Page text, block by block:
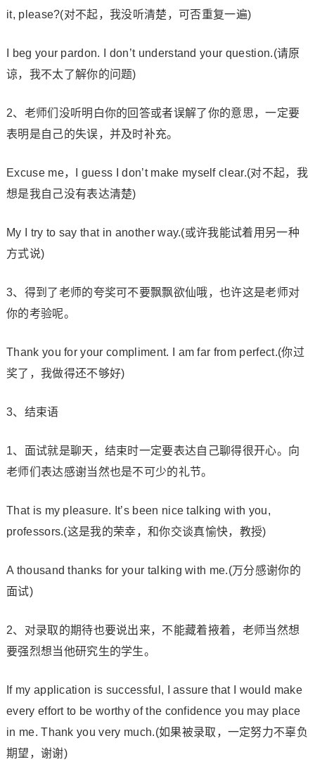
it, please?(对不起，我没听清楚，可否重复一遍)
I beg your pardon. I don’t understand your question.(请原
谅，我不太了解你的问题)
2、老师们没听明白你的回答或者误解了你的意思，一定要
表明是自己的失误，并及时补充。
Excuse me，I guess I don’t make myself clear.(对不起，我
想是我自己没有表达清楚)
My I try to say that in another way.(或许我能试着用另一种
方式说)
3、得到了老师的夸奖可不要飘飘欲仙哦，也许这是老师对
你的考验呢。
Thank you for your compliment. I am far from perfect.(你过
奖了，我做得还不够好)
3、结束语
1、面试就是聊天，结束时一定要表达自己聊得很开心。向
老师们表达感谢当然也是不可少的礼节。
That is my pleasure. It’s been nice talking with you,
professors.(这是我的荣幸，和你交谈真愉快，教授)
A thousand thanks for your talking with me.(万分感谢你的
面试)
2、对录取的期待也要说出来，不能藏着掖着，老师当然想
要强烈想当他研究生的学生。
If my application is successful, I assure that I would make
every effort to be worthy of the confidence you may place
in me. Thank you very much.(如果被录取，一定努力不辜负
期望，谢谢)